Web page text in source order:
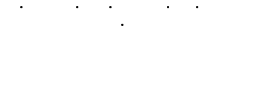
Profil Madu TV Redaksi Pedoman Siber Kontak